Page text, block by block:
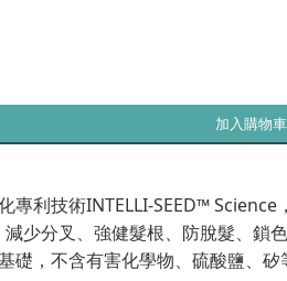
加入購物車
利技術INTELLI-SEED™
少分叉、強健髮根、防脫髮、鎖
，不含有害化學物、硫酸鹽、